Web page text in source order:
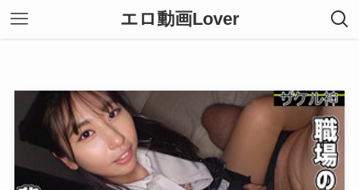
エロ動画Lover